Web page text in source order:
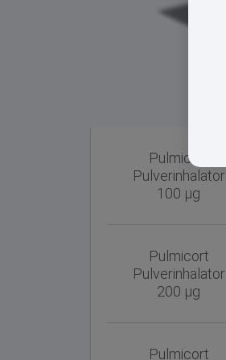
Pulmicort
Pulverinhalator
100 μg
Pulmicort
Pulverinhalator
200 μg
Pulmicort